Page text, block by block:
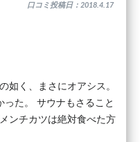
口コミ投稿日：2018.4.17
如く、まさにオアシス。
った。 サウナもさること
ンチカツは絶対食べた方